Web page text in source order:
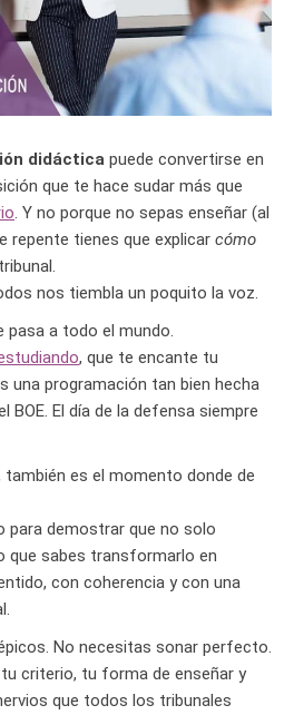
didáctica puede convertirse en
que te hace sudar más que
. Y no porque no sepas enseñar (al
repente tienes que explicar cómo
nos tiembla un poquito la voz.
pasa a todo el mundo.
, que te encante tu
una programación tan bien hecha
BOE. El día de la defensa siempre
también es el momento donde de
para demostrar que no solo
que sabes transformarlo en
con coherencia y con una
No necesitas sonar perfecto.
criterio, tu forma de enseñar y
que todos los tribunales